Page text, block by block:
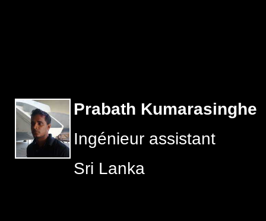
Prabath Kumarasinghe
Ingénieur assistant
Sri Lanka